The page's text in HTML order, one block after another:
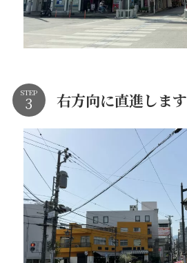
STEP 右方向に直進します